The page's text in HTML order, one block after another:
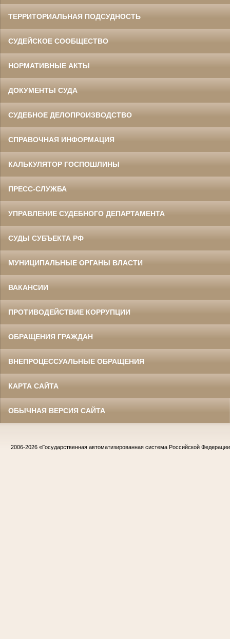
ТЕРРИТОРИАЛЬНАЯ ПОДСУДНОСТЬ
СУДЕЙСКОЕ СООБЩЕСТВО
НОРМАТИВНЫЕ АКТЫ
ДОКУМЕНТЫ СУДА
СУДЕБНОЕ ДЕЛОПРОИЗВОДСТВО
СПРАВОЧНАЯ ИНФОРМАЦИЯ
КАЛЬКУЛЯТОР ГОСПОШЛИНЫ
ПРЕСС-СЛУЖБА
УПРАВЛЕНИЕ СУДЕБНОГО ДЕПАРТАМЕНТА
СУДЫ СУБЪЕКТА РФ
МУНИЦИПАЛЬНЫЕ ОРГАНЫ ВЛАСТИ
ВАКАНСИИ
ПРОТИВОДЕЙСТВИЕ КОРРУПЦИИ
ОБРАЩЕНИЯ ГРАЖДАН
ВНЕПРОЦЕССУАЛЬНЫЕ ОБРАЩЕНИЯ
КАРТА САЙТА
ОБЫЧНАЯ ВЕРСИЯ САЙТА
2006-2026 «Государственная автоматизированная система Российской